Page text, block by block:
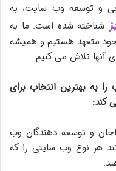
و توسعه وب سایت، به
شناخته شده است. ما به
خود متعهد هستیم و همیشه
آنها تلاش می کنیم.
به بهترین انتخاب برای
کند:
و توسعه دهندگان وب
هر نوع وب سایتی را که